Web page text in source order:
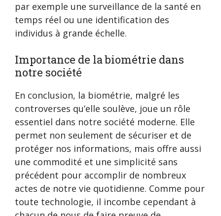
par exemple une surveillance de la santé en
temps réel ou une identification des
individus à grande échelle.
Importance de la biométrie dans
notre société
En conclusion, la biométrie, malgré les
controverses qu’elle soulève, joue un rôle
essentiel dans notre société moderne. Elle
permet non seulement de sécuriser et de
protéger nos informations, mais offre aussi
une commodité et une simplicité sans
précédent pour accomplir de nombreux
actes de notre vie quotidienne. Comme pour
toute technologie, il incombe cependant à